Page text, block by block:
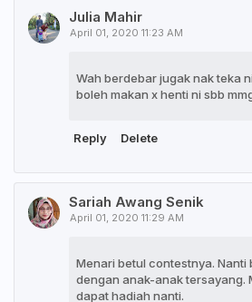
Julia Mahir
April 01, 2020 11:23 AM
Wah berdebar jugak nak teka
boleh makan x henti ni sbb
Reply Delete
Sariah Awang Senik
April 01, 2020 11:29 AM
Menari betul contestnya.
dengan anak-anak tersayang.
dapat hadiah nanti.